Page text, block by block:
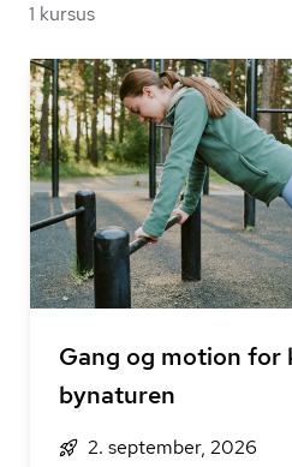
1 kursus
Gang og motion for
bynaturen
2. september, 2026